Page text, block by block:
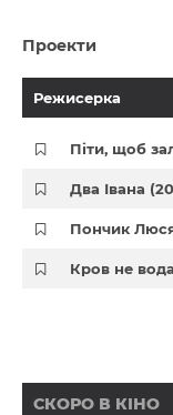
Проекти
Режисерка
Піти, щоб
Два Івана
Пончик Люся
Кров не
СКОРО В КІНО